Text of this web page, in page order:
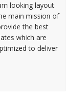
looking layout
main mission of
the best
which are
to deliver